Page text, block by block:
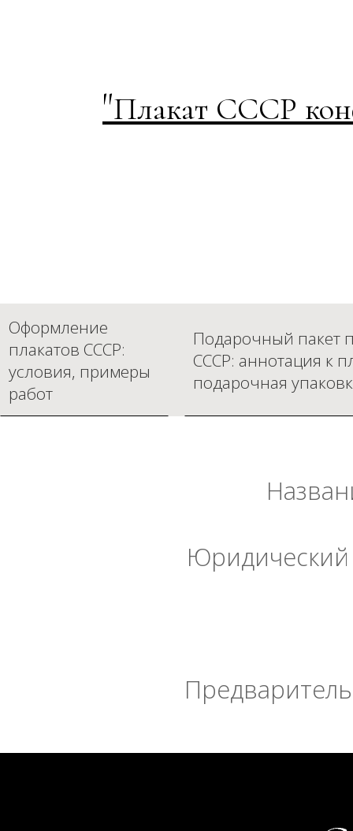
"Плакат СССР
Оформление
плакатов СССР:
условия, примеры
работ
Подарочный пакет
СССР: аннотация к
подарочная